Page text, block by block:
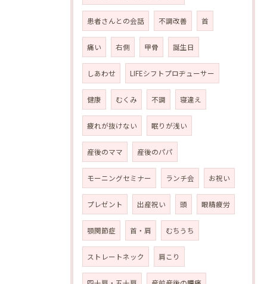
患者さんとの会話 不調改善 首
痛い 右側 甲骨 誕生日
しあわせ LIFEシフトプロヂューサー
健康 むくみ 不調 寝違え
疲れが抜けない 眠りが浅い
産後のママ 産後のパパ
モーニングセミナー ランチ会 お祝い
プレゼント 出産祝い 頭 眼精疲労
顎関節症 首・肩 むちうち
ストレートネック 肩こり